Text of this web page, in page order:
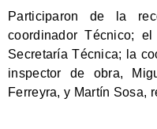
Participaron de la
coordinador Técnico;
Secretaría Técnica; la
inspector de obra,
Ferreyra, y Martín Sosa,